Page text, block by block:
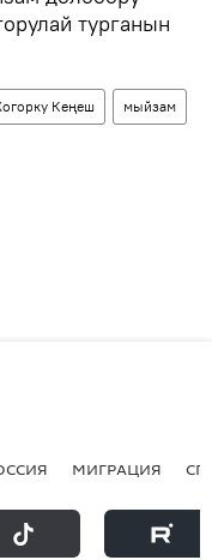
турганын
Кеңеш мыйзам
МИГРАЦИЯ